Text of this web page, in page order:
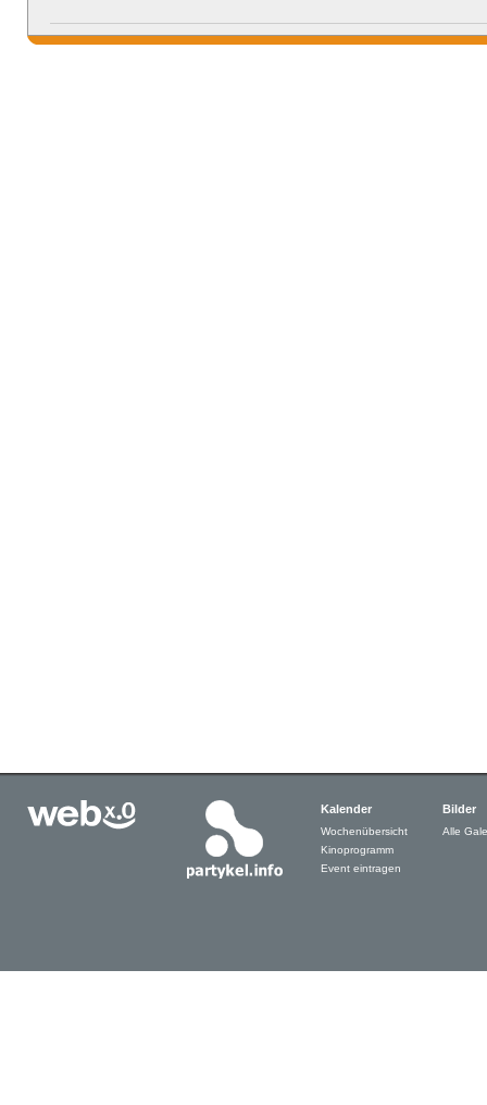
Kalender
Wochenübersicht
Kinoprogramm
Event eintragen
Bilder
Alle